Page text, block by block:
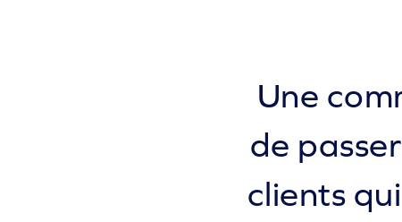
Une
de
clients